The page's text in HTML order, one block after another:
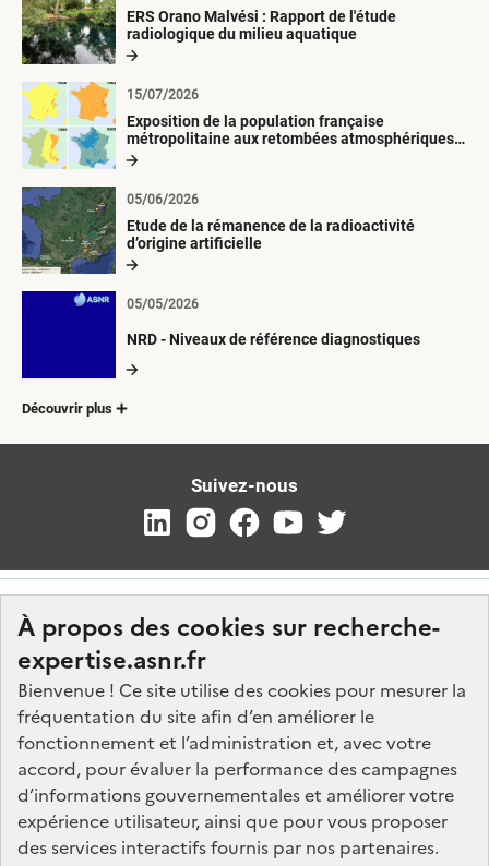
À propos des cookies sur recherche-
expertise.asnr.fr
Bienvenue ! Ce site utilise des cookies pour mesurer la
fréquentation du site afin d’en améliorer le
fonctionnement et l’administration et, avec votre
accord, pour évaluer la performance des campagnes
d’informations gouvernementales et améliorer votre
expérience utilisateur, ainsi que pour vous proposer
des services interactifs fournis par nos partenaires.
ERS Orano Malvési : Rapport de l'étude
radiologique du milieu aquatique
Exposition de la population française
métropolitaine aux retombées atmosphériques
radioactives depuis 1945
15/07/2026
Etude de la rémanence de la radioactivité
d’origine artificielle
05/06/2026
NRD - Niveaux de référence diagnostiques
05/05/2026
Découvrir plus
Suivez-nous
Nos marchés
Nos offres d'emploi
FAQ
Glossaire